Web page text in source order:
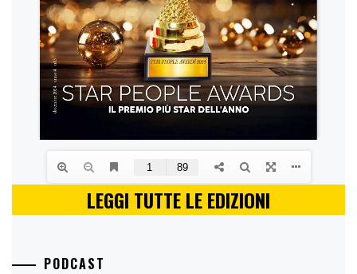
LEGGI TUTTE LE EDIZIONI
PODCAST